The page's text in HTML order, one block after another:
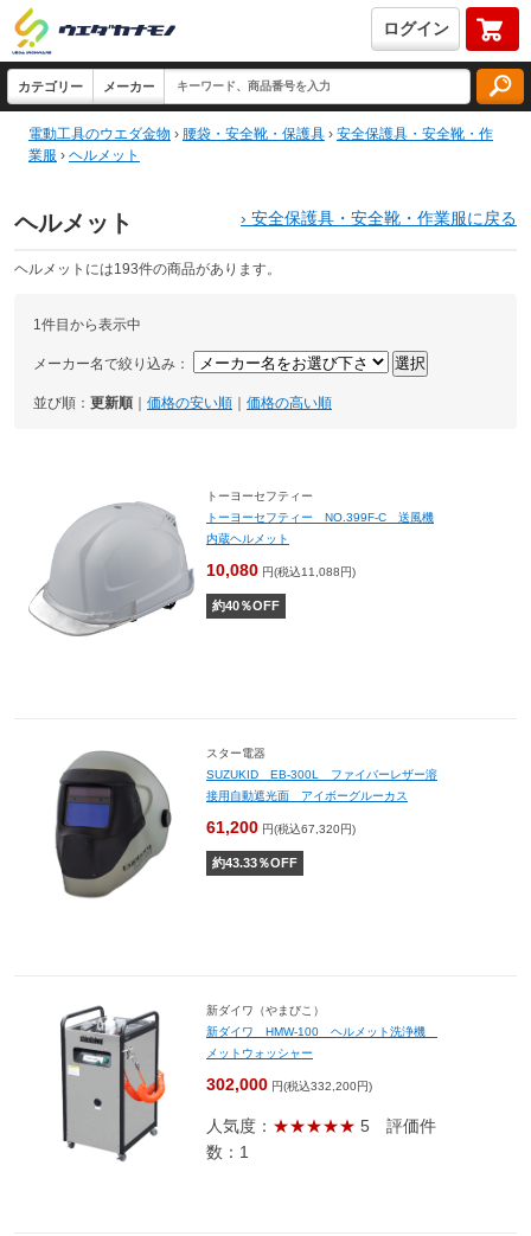
ログイン
電動工具のウエダ金物 › 腰袋・安全靴・保護具 › 安全保護具・安全靴・作
業服 › ヘルメット
ヘルメット › 安全保護具・安全靴・作業服に戻る
ヘルメットには193件の商品があります。
1件目から表示中
メーカー名で絞り込み：
並び順： 更新順 価格の安い順 価格の高い順
トーヨーセフティー
トーヨーセフティー NO.399F-C 送風機
内蔵ヘルメット
10,080 円(税込11,088円)
約40％OFF
スター電器
SUZUKID EB-300L ファイバーレザー溶
接用自動遮光面 アイボーグルーカス
61,200 円(税込67,320円)
約43.33％OFF
新ダイワ（やまびこ）
新ダイワ HMW-100 ヘルメット洗浄機
メットウォッシャー
302,000 円(税込332,200円)
人気度： ★★★★★ 5 評価件
数：1